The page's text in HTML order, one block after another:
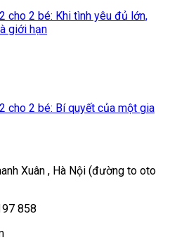
cho 2 bé: Khi tình yêu đủ lớn,
giới hạn
cho 2 bé: Bí quyết của một gia
Xuân , Hà Nội (đường to oto
858